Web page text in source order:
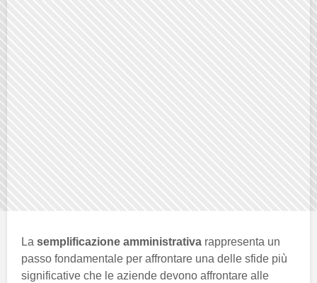
La semplificazione amministrativa rappresenta un
passo fondamentale per affrontare una delle sfide più
significative che le aziende devono affrontare alle